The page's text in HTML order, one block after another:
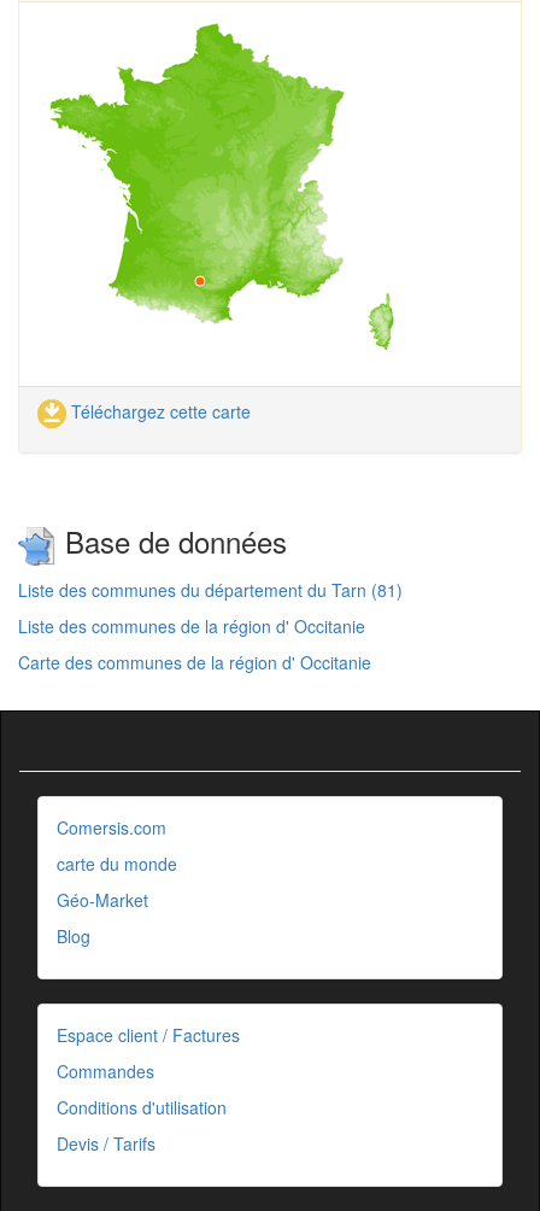
Téléchargez cette carte
Base de données
Liste des communes du département du Tarn (81)
Liste des communes de la région d' Occitanie
Carte des communes de la région d' Occitanie
Comersis.com
carte du monde
Géo-Market
Blog
Espace client / Factures
Commandes
Conditions d'utilisation
Devis / Tarifs